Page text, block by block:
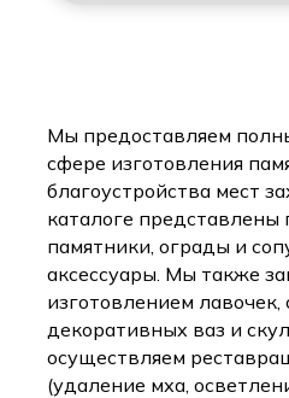
Мы предоставляем
сфере изготовления
благоустройства мест
каталоге представлены
памятники, ограды и
аксессуары. Мы также
изготовлением лавочек,
декоративных ваз и
осуществляем
(удаление мха,